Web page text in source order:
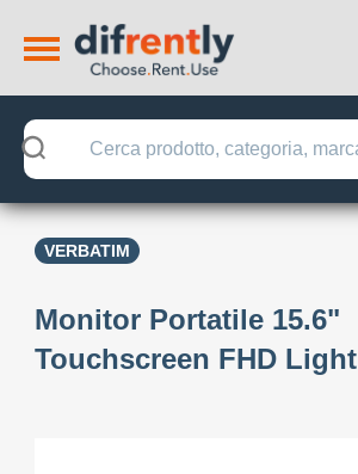
VERBATIM
Monitor Portatile 15.6"
Touchscreen FHD Light